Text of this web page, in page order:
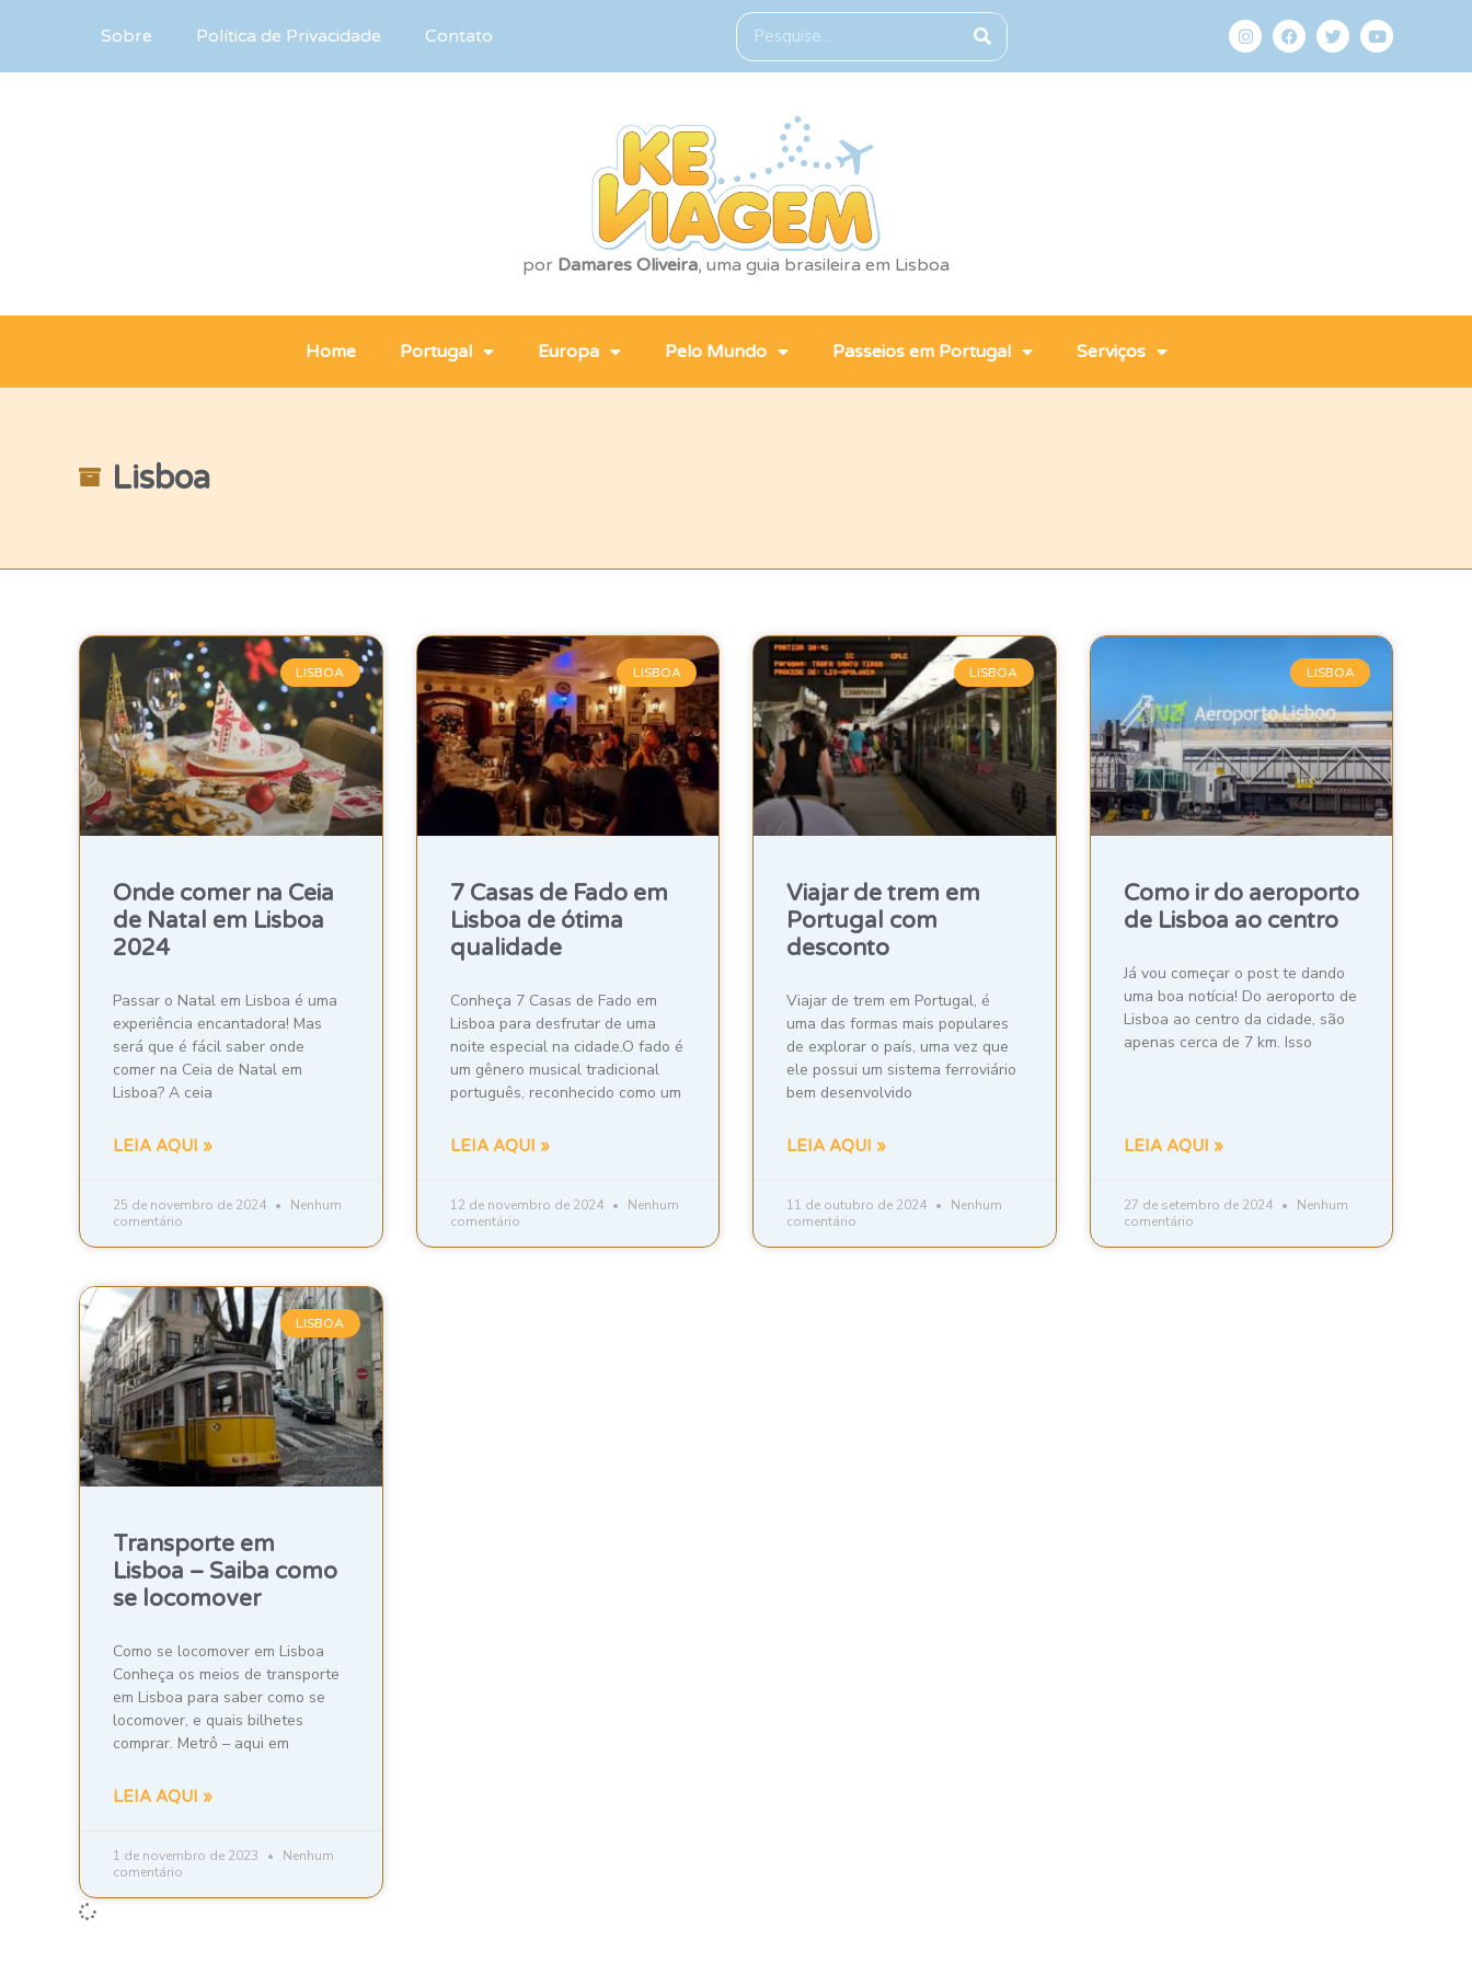
Sobre Política de Privacidade Contato
por Damares Oliveira, uma guia brasileira em Lisboa
Home Portugal Europa Pelo Mundo Passeios em Portugal Serviços
Lisboa
LISBOA
Onde comer na Ceia
de Natal em Lisboa
2024
Passar o Natal em Lisboa é uma
experiência encantadora! Mas
será que é fácil saber onde
comer na Ceia de Natal em
Lisboa? A ceia
LEIA AQUI »
25 de novembro de 2024
Nenhum
comentário
LISBOA
7 Casas de Fado em
Lisboa de ótima
qualidade
Conheça 7 Casas de Fado em
Lisboa para desfrutar de uma
noite especial na cidade.O fado é
um gênero musical tradicional
português, reconhecido como um
LEIA AQUI »
12 de novembro de 2024
Nenhum
comentário
LISBOA
Viajar de trem em
Portugal com
desconto
Viajar de trem em Portugal, é
uma das formas mais populares
de explorar o país, uma vez que
ele possui um sistema ferroviário
bem desenvolvido
LEIA AQUI »
11 de outubro de 2024
Nenhum
comentário
LISBOA
Como ir do aeroporto
de Lisboa ao centro
Já vou começar o post te dando
uma boa notícia! Do aeroporto de
Lisboa ao centro da cidade, são
apenas cerca de 7 km. Isso
LEIA AQUI »
27 de setembro de 2024
Nenhum
comentário
LISBOA
Transporte em
Lisboa – Saiba como
se locomover
Como se locomover em Lisboa
Conheça os meios de transporte
em Lisboa para saber como se
locomover, e quais bilhetes
comprar. Metrô – aqui em
LEIA AQUI »
1 de novembro de 2023
Nenhum
comentário